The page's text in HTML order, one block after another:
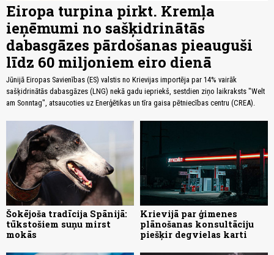
Eiropa turpina pirkt. Kremļa
ieņēmumi no sašķidrinātās
dabasgāzes pārdošanas pieauguši
līdz 60 miljoniem eiro dienā
Jūnijā Eiropas Savienības (ES) valstis no Krievijas importēja par 14% vairāk
sašķidrinātās dabasgāzes (LNG) nekā gadu iepriekš, sestdien ziņo laikraksts "Welt
am Sonntag", atsaucoties uz Enerģētikas un tīra gaisa pētniecības centru (CREA).
Šokējoša tradīcija Spānijā:
tūkstošiem suņu mirst
mokās
Krievijā par ģimenes
plānošanas konsultāciju
piešķir degvielas karti